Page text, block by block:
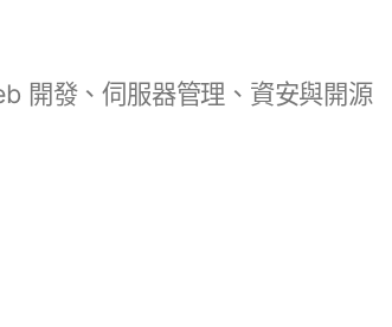
開發、伺服器管理、資安與開源